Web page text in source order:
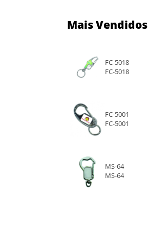
Mais Vendidos
FC-5018
FC-5018
FC-5001
FC-5001
MS-64
MS-64